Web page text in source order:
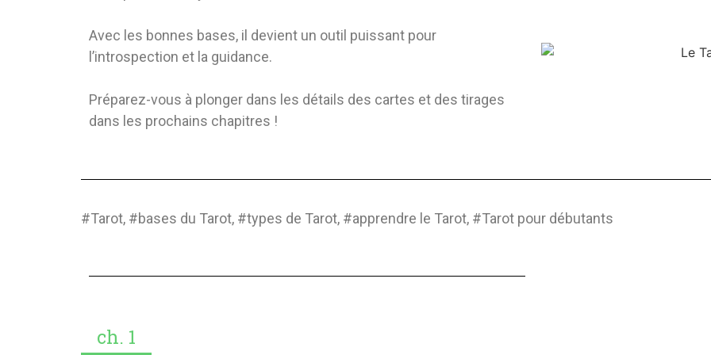
Avec les bonnes bases, il devient un outil puissant pour
l’introspection et la guidance.
Préparez-vous à plonger dans les détails des cartes et des tirages
dans les prochains chapitres !
#Tarot, #bases du Tarot, #types de Tarot, #apprendre le Tarot, #Tarot pour débutants
ch. 1